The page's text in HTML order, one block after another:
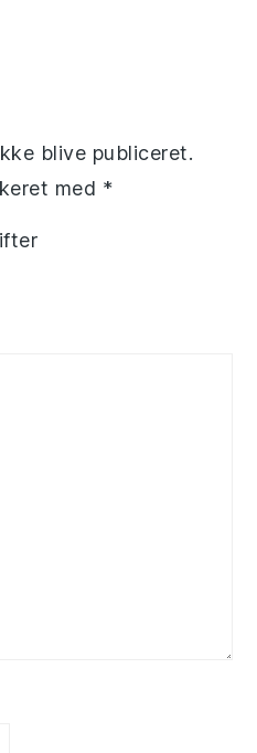
blive publiceret.
med *